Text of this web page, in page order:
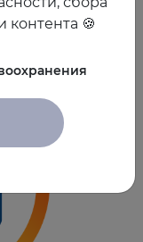
дружбы народов,
контента 🍪